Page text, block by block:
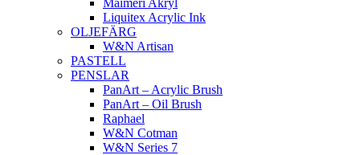
Liquitex Acrylic Ink
OLJEFÄRG
W&N Artisan
PASTELL
PENSLAR
PanArt – Acrylic Brush
PanArt – Oil Brush
Raphael
W&N Cotman
W&N Series 7